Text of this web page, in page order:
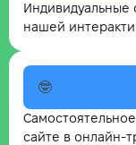
Индивидуальные
нашей
🤓
сайте в онлайн-